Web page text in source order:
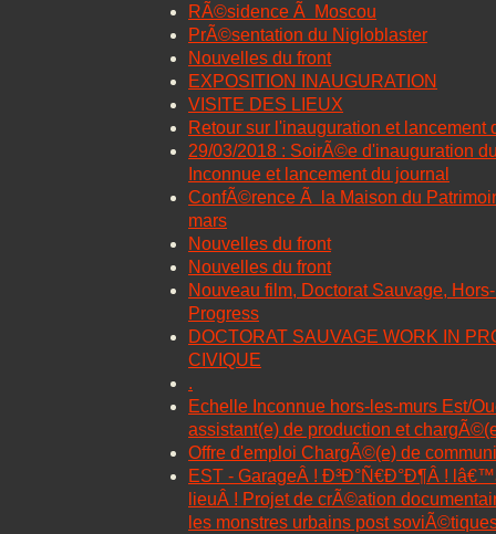
RÃ©sidence Ã Moscou
PrÃ©sentation du Nigloblaster
Nouvelles du front
EXPOSITION INAUGURATION
VISITE DES LIEUX
Retour sur l'inauguration et lancement
29/03/2018 : SoirÃ©e d'inauguration
Inconnue et lancement du journal
ConfÃ©rence Ã la Maison du
mars
Nouvelles du front
Nouvelles du front
Nouveau film, Doctorat Sauvage,
Progress
DOCTORAT SAUVAGE WORK IN
CIVIQUE
.
Echelle Inconnue hors-les-murs Est/
assistant(e) de production et
Offre d'emploi ChargÃ©(e) de
EST - GarageÂ ! Ð³Ð°Ñ€Ð°Ð¶Â !
lieuÂ ! Projet de crÃ©ation
les monstres urbains post